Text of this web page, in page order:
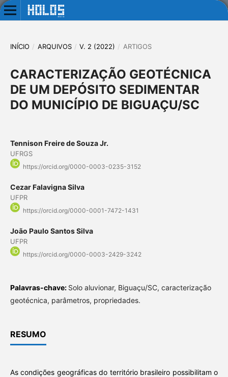
INÍCIO / ARQUIVOS / V. 2 (2022) / ARTIGOS
CARACTERIZAÇÃO GEOTÉCNICA
DE UM DEPÓSITO SEDIMENTAR
DO MUNICÍPIO DE BIGUAÇU/SC
Tennison Freire de Souza Jr.
UFRGS
https://orcid.org/0000-0003-0235-3152
Cezar Falavigna Silva
UFPR
https://orcid.org/0000-0001-7472-1431
João Paulo Santos Silva
UFPR
https://orcid.org/0000-0003-2429-3242
Palavras-chave: Solo aluvionar, Biguaçu/SC, caracterização
geotécnica, parâmetros, propriedades.
RESUMO
As condições geográficas do território brasileiro possibilitam o